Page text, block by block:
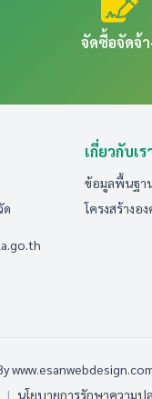
จัดซื้อจัดจ้า
ด
เกี่ยวกับเร
ข้อมูลพื้นฐา
โครงสร้างอ
| นโยบายการรักษาความป